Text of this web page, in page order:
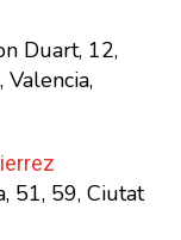
Duart, 12,
51, 59, Ciutat